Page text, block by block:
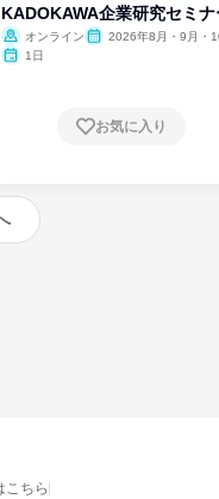
KADOKAWA企業研究セミナ
オンライン
2026年8月・9月・
1日
お気に入り
ムの詳細案内を
なります
こちら